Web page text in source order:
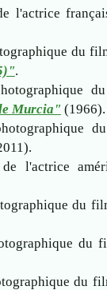
l'actrice
du
.
Murcia"(1966).
de l'actrice
du
du
du